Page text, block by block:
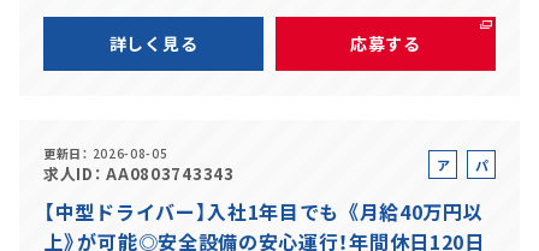
詳しく見る 応募する
更新日 2026-08-05
求人ID AA0803743343
ア
バ
イ
パ
ト
【中型ドライバー】入社1年目でも 《月給40万円以
上》が可能◎安全設備の安心運行！年間休日120日